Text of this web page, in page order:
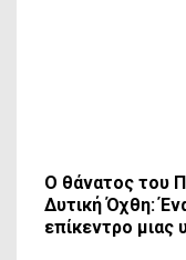
Ο θάνατος του
Δυτική Όχθη:
επίκεντρο μιας